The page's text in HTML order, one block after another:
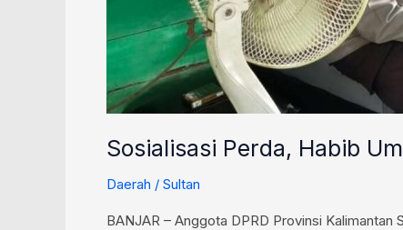
Sosialisasi Perda, Habib
Daerah / Sultan
BANJAR – Anggota DPRD Provinsi